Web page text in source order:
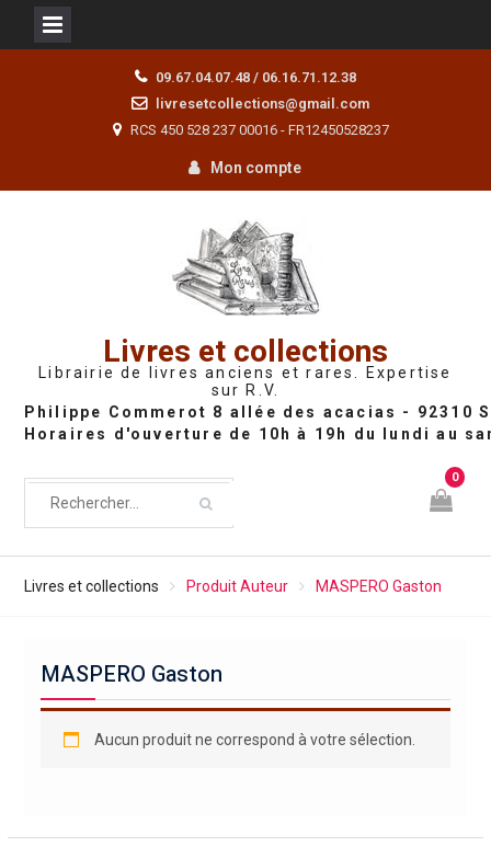
09.67.04.07.48 / 06.16.71.12.38
livresetcollections@gmail.com
RCS 450 528 237 00016 - FR12450528237
Mon compte
Livres et collections
Librairie de livres anciens et rares. Expertise
sur R.V.
0
Livres et collections Produit Auteur MASPERO Gaston
MASPERO Gaston
Aucun produit ne correspond à votre sélection.